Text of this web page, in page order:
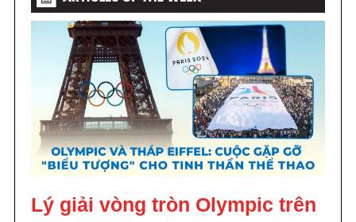
Lý giải vòng tròn Olympic trên